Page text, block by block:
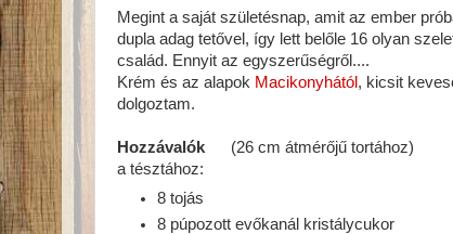
Megint a saját születésnap, amit az ember
dupla adag tetővel, így lett belőle 16 olyan
család. Ennyit az egyszerűségről....
Krém és az alapok Macikonyhától , kicsit
dolgoztam.
Hozzávalók
(26 cm átmérőjű tortához)
a tésztához:
8 tojás
8 púpozott evőkanál kristálycukor